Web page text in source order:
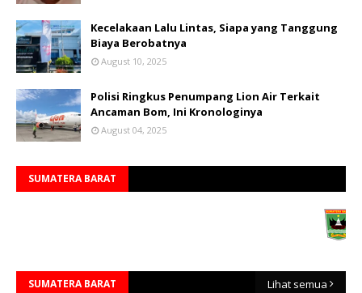
Kecelakaan Lalu Lintas, Siapa yang Tanggung
Biaya Berobatnya
August 10, 2025
Polisi Ringkus Penumpang Lion Air Terkait
Ancaman Bom, Ini Kronologinya
August 04, 2025
SUMATERA BARAT
SUMATERA BARAT Lihat semua